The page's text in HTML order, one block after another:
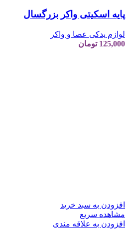
پایه اسکیتی واکر بزرگسال
لوازم یدکی عصا و واکر
125,000 تومان
افزودن به سبد خرید
مشاهده سریع
افزودن به علاقه مندی